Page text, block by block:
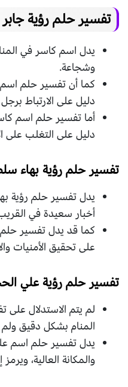
تفسير حلم رؤية
يدل اسم كاسر في
وشجاعة.
كما أن تفسير حلم اسم
دليل على الارتباط
أما تفسير حلم اسم
دليل على التغلب على
تفسير حلم رؤية بهاء
يدل تفسير حلم رؤية
أخبار سعيدة في
كما قد يدل تفسير
على تحقيق الأمنيات
تفسير حلم رؤية علي
لم يتم الاستدلال
المنام بشكل دقيق
يدل تفسير حلم اسم
والمكانة العالية،